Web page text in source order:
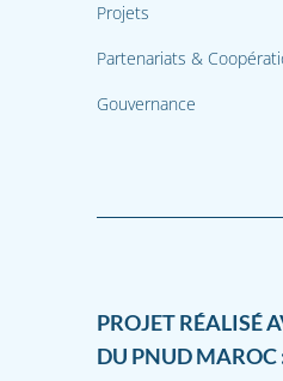
Projets
Partenariats &
Gouvernance
PROJET RÉALISÉ
DU PNUD MAROC